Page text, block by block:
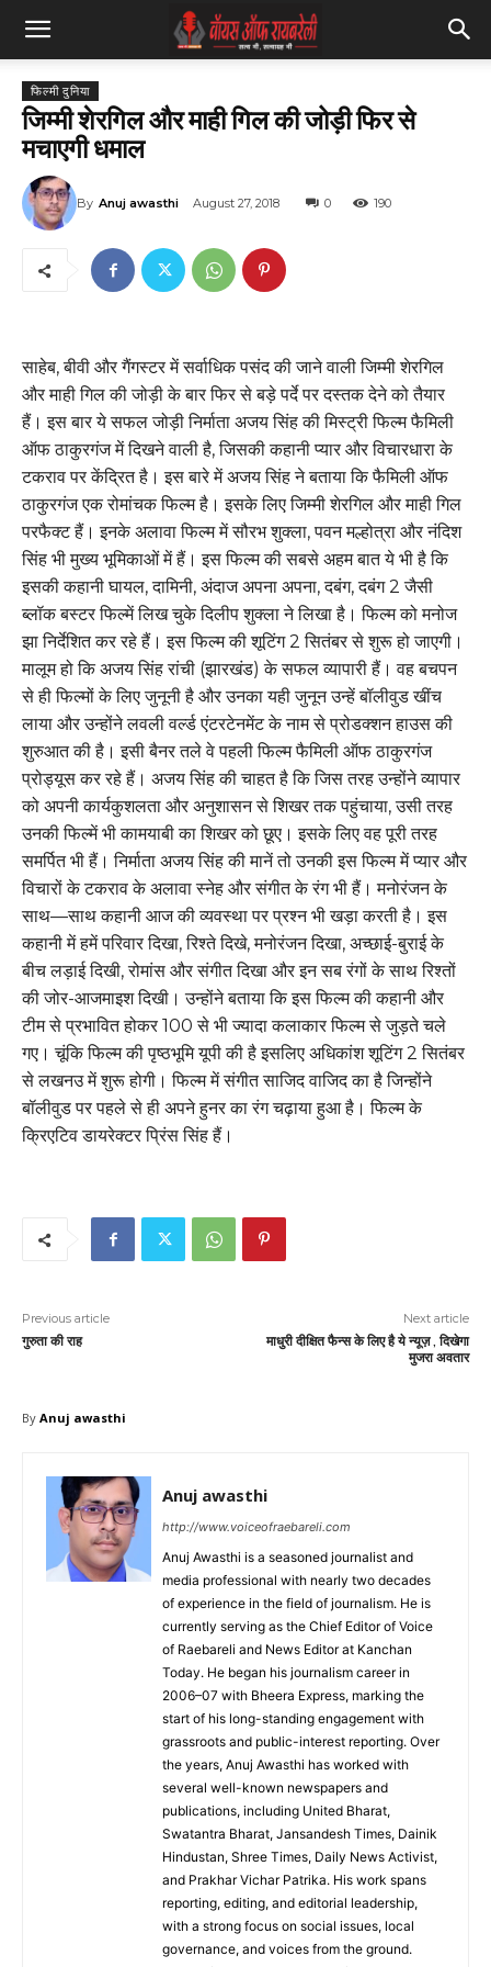
फिल्मी दुनिया
जिम्मी शेरगिल और माही गिल की जोड़ी फिर से
मचाएगी धमाल
By Anuj awasthi August 27, 2018 0 190
साहेब, बीवी और गैंगस्टर में सर्वाधिक पसंद की जाने वाली जिम्मी शेरगिल
और माही गिल की जोड़ी के बार फिर से बड़े पर्दे पर दस्तक देने को तैयार
हैं। इस बार ये सफल जोड़ी निर्माता अजय सिंह की मिस्ट्री फिल्म फैमिली
ऑफ ठाकुरगंज में दिखने वाली है, जिसकी कहानी प्यार और विचारधारा के
टकराव पर केंद्रित है। इस बारे में अजय सिंह ने बताया कि फैमिली ऑफ
ठाकुरगंज एक रोमांचक फिल्म है। इसके लिए जिम्मी शेरगिल और माही गिल
परफैक्ट हैं। इनके अलावा फिल्म में सौरभ शुक्ला, पवन मल्होत्रा और नंदिश
सिंह भी मुख्य भूमिकाओं में हैं। इस फिल्म की सबसे अहम बात ये भी है कि
इसकी कहानी घायल, दामिनी, अंदाज अपना अपना, दबंग, दबंग 2 जैसी
ब्लॉक बस्टर फिल्में लिख चुके दिलीप शुक्ला ने लिखा है। फिल्म को मनोज
झा निर्देशित कर रहे हैं। इस फिल्म की शूटिंग 2 सितंबर से शुरू हो जाएगी।
मालूम हो कि अजय सिंह रांची (झारखंड) के सफल व्यापारी हैं। वह बचपन
से ही फिल्मों के लिए जुनूनी है और उनका यही जुनून उन्हें बॉलीवुड खींच
लाया और उन्होंने लवली वर्ल्ड एंटरटेनमेंट के नाम से प्रोडक्शन हाउस की
शुरुआत की है। इसी बैनर तले वे पहली फिल्म फैमिली ऑफ ठाकुरगंज
प्रोड्यूस कर रहे हैं। अजय सिंह की चाहत है कि जिस तरह उन्होंने व्यापार
को अपनी कार्यकुशलता और अनुशासन से शिखर तक पहुंचाया, उसी तरह
उनकी फिल्में भी कामयाबी का शिखर को छूए। इसके लिए वह पूरी तरह
समर्पित भी हैं। निर्माता अजय सिंह की मानें तो उनकी इस फिल्म में प्यार और
विचारों के टकराव के अलावा स्नेह और संगीत के रंग भी हैं। मनोरंजन के
साथ—साथ कहानी आज की व्यवस्था पर प्रश्न भी खड़ा करती है। इस
कहानी में हमें परिवार दिखा, रिश्ते दिखे, मनोरंजन दिखा, अच्छाई-बुराई के
बीच लड़ाई दिखी, रोमांस और संगीत दिखा और इन सब रंगों के साथ रिश्तों
की जोर-आजमाइश दिखी। उन्होंने बताया कि इस फिल्म की कहानी और
टीम से प्रभावित होकर 100 से भी ज्यादा कलाकार फिल्म से जुड़ते चले
गए। चूंकि फिल्म की पृष्ठभूमि यूपी की है इसलिए अधिकांश शूटिंग 2 सितंबर
से लखनउ में शुरू होगी। फिल्म में संगीत साजिद वाजिद का है जिन्होंने
बॉलीवुड पर पहले से ही अपने हुनर का रंग चढ़ाया हुआ है। फिल्म के
क्रिएटिव डायरेक्टर प्रिंस सिंह हैं।
Previous article
गुरुता की राह
Next article
माधुरी दीक्षित फैन्स के लिए है ये न्यूज़ , दिखेगा
मुजरा अवतार
By Anuj awasthi
Anuj awasthi
http://www.voiceofraebareli.com
Anuj Awasthi is a seasoned journalist and
media professional with nearly two decades
of experience in the field of journalism. He is
currently serving as the Chief Editor of Voice
of Raebareli and News Editor at Kanchan
Today. He began his journalism career in
2006–07 with Bheera Express, marking the
start of his long-standing engagement with
grassroots and public-interest reporting. Over
the years, Anuj Awasthi has worked with
several well-known newspapers and
publications, including United Bharat,
Swatantra Bharat, Jansandesh Times, Dainik
Hindustan, Shree Times, Daily News Activist,
and Prakhar Vichar Patrika. His work spans
reporting, editing, and editorial leadership,
with a strong focus on social issues, local
governance, and voices from the ground.